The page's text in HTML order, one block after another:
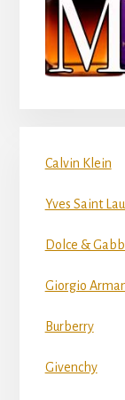
Calvin Klein
Yves Saint
Dolce &
Giorgio
Burberry
Givenchy